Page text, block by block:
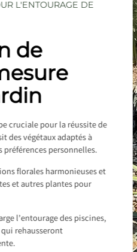
L'ENTOURAGE DE
de
cruciale pour la réussite de
des végétaux adaptés à
personnelles.
florales harmonieuses et
et autres plantes pour
l’entourage des piscines,
rehausseront